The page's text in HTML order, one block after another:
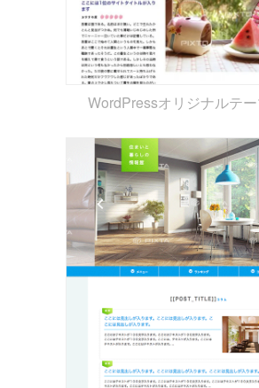
WordPressオリジナルテ